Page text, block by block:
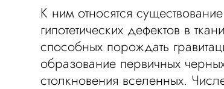
К ним относятся
гипотетических дефектов в
способных порождать
образование первичных
столкновения вселенных.